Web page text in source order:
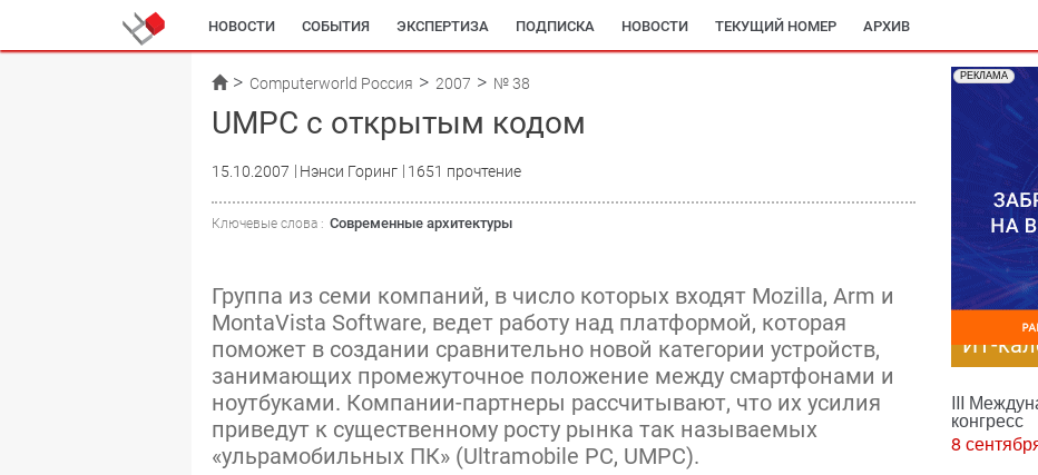
НОВОСТИ СОБЫТИЯ ЭКСПЕРТИЗА ПОДПИСКА НОВОСТИ ТЕКУЩИЙ НОМЕР АРХИВ
Computerworld Россия 2007 № 38
UMPC с открытым кодом
15.10.2007 Нэнси Горинг 1651 прочтение
Ключевые слова : Современные архитектуры
Группа из семи компаний, в число которых входят Mozilla, Arm и
MontaVista Software, ведет работу над платформой, которая
поможет в создании сравнительно новой категории устройств,
занимающих промежуточное положение между смартфонами и
ноутбуками. Компании-партнеры рассчитывают, что их усилия
приведут к существенному росту рынка так называемых
«ульрамобильных ПК» (Ultramobile PC, UMPC).
РЕКЛАМА
ИТ-
III
конгресс
8